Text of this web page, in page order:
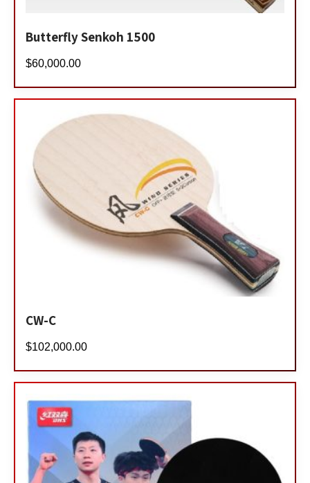
Butterfly Senkoh 1500
$60,000.00
CW-C
$102,000.00